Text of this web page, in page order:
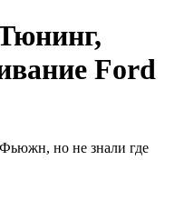
Ford
но не знали где